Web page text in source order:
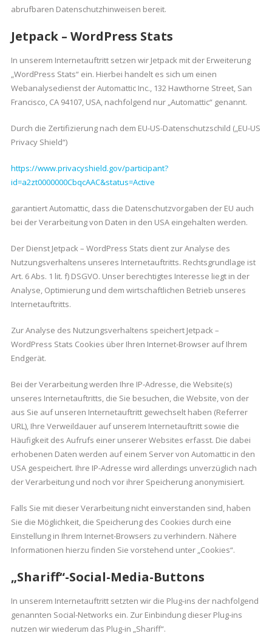
abrufbaren Datenschutzhinweisen bereit.
Jetpack – WordPress Stats
In unserem Internetauftritt setzen wir Jetpack mit der Erweiterung
„WordPress Stats“ ein. Hierbei handelt es sich um einen
Webanalysedienst der Automattic Inc., 132 Hawthorne Street, San
Francisco, CA 94107, USA, nachfolgend nur „Automattic“ genannt.
Durch die Zertifizierung nach dem EU-US-Datenschutzschild („EU-US
Privacy Shield“)
https://www.privacyshield.gov/participant?
id=a2zt0000000CbqcAAC&status=Active
garantiert Automattic, dass die Datenschutzvorgaben der EU auch
bei der Verarbeitung von Daten in den USA eingehalten werden.
Der Dienst Jetpack – WordPress Stats dient zur Analyse des
Nutzungsverhaltens unseres Internetauftritts. Rechtsgrundlage ist
Art. 6 Abs. 1 lit. f) DSGVO. Unser berechtigtes Interesse liegt in der
Analyse, Optimierung und dem wirtschaftlichen Betrieb unseres
Internetauftritts.
Zur Analyse des Nutzungsverhaltens speichert Jetpack –
WordPress Stats Cookies über Ihren Internet-Browser auf Ihrem
Endgerät.
Bei der Verarbeitung werden Ihre IP-Adresse, die Website(s)
unseres Internetauftritts, die Sie besuchen, die Website, von der
aus Sie auf unseren Internetauftritt gewechselt haben (Referrer
URL), Ihre Verweildauer auf unserem Internetauftritt sowie die
Häufigkeit des Aufrufs einer unserer Websites erfasst. Die dabei
erhobenen Daten werden auf einem Server von Automattic in den
USA gespeichert. Ihre IP-Adresse wird allerdings unverzüglich nach
der Verarbeitung und noch vor ihrer Speicherung anonymisiert.
Falls Sie mit dieser Verarbeitung nicht einverstanden sind, haben
Sie die Möglichkeit, die Speicherung des Cookies durch eine
Einstellung in Ihrem Internet-Browsers zu verhindern. Nähere
Informationen hierzu finden Sie vorstehend unter „Cookies“.
„Shariff“-Social-Media-Buttons
In unserem Internetauftritt setzten wir die Plug-ins der nachfolgend
genannten Social-Networks ein. Zur Einbindung dieser Plug-ins
nutzen wir wiederum das Plug-in „Shariff“.